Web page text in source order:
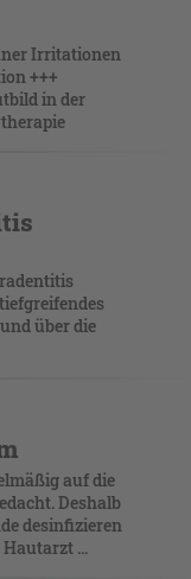
Irritationen
+++
in der
über die
auf die
Deshalb
desinfizieren
...